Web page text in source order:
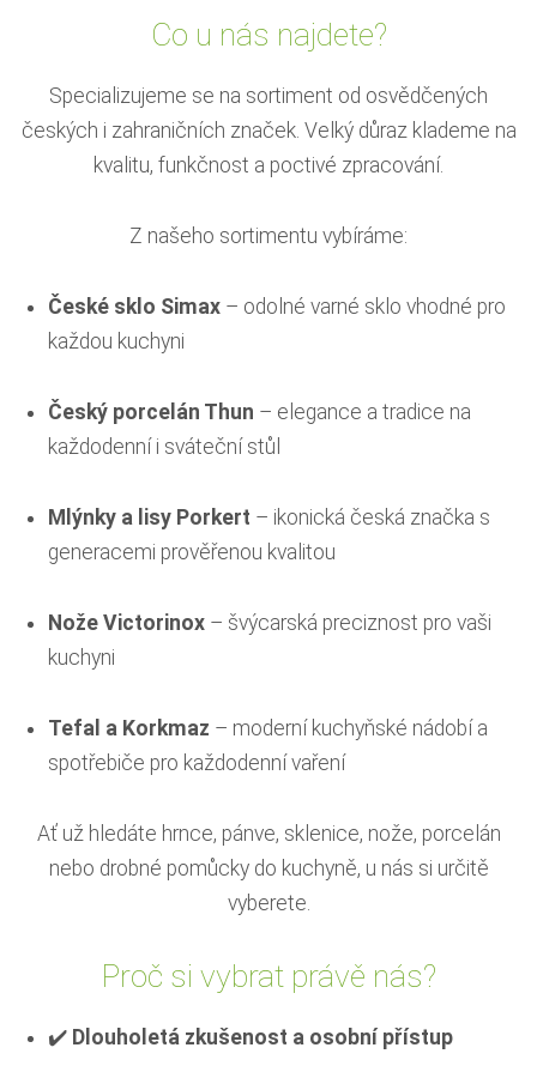
Co u nás najdete?
Specializujeme se na sortiment od osvědčených
českých i zahraničních značek. Velký důraz klademe na
kvalitu, funkčnost a poctivé zpracování.
Z našeho sortimentu vybíráme:
České sklo Simax – odolné varné sklo vhodné pro
každou kuchyni
Český porcelán Thun – elegance a tradice na
každodenní i sváteční stůl
Mlýnky a lisy Porkert – ikonická česká značka s
generacemi prověřenou kvalitou
Nože Victorinox – švýcarská preciznost pro vaši
kuchyni
Tefal a Korkmaz – moderní kuchyňské nádobí a
spotřebiče pro každodenní vaření
Ať už hledáte hrnce, pánve, sklenice, nože, porcelán
nebo drobné pomůcky do kuchyně, u nás si určitě
vyberete.
Proč si vybrat právě nás?
✔️ Dlouholetá zkušenost a osobní přístup